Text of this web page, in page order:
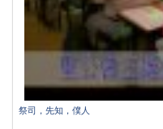
祭司，先知，僕人